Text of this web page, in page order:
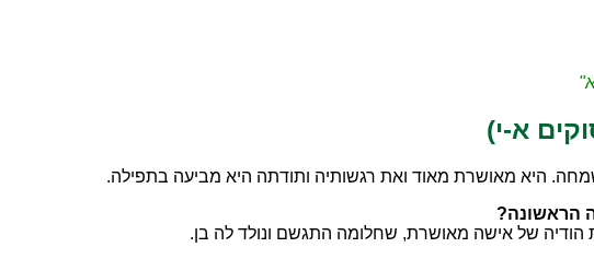
א-י)
היא מאושרת מאוד ואת רגשותיה ותודתה היא מביעה בתפילה.
הראשונה?
הודיה של אישה מאושרת, שחלומה התגשם ונולד לה בן.